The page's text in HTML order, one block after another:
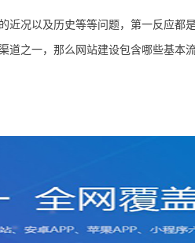
况以及历史等等问题，第一反应都
道之一，那么网站建设包含哪些基本